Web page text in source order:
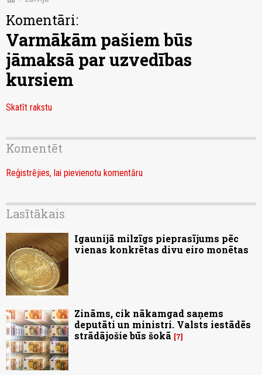
Komentāri:
Varmākām pašiem būs
jāmaksā par uzvedības
kursiem
Skatīt rakstu
Komentēt
Reģistrējies, lai pievienotu komentāru
Lasītākais
Igaunijā milzīgs pieprasījums pēc
vienas konkrētas divu eiro monētas
Zināms, cik nākamgad saņems
deputāti un ministri. Valsts iestādēs
strādājošie būs šokā
7